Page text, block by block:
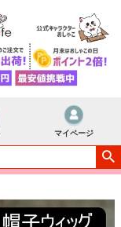
マイページ